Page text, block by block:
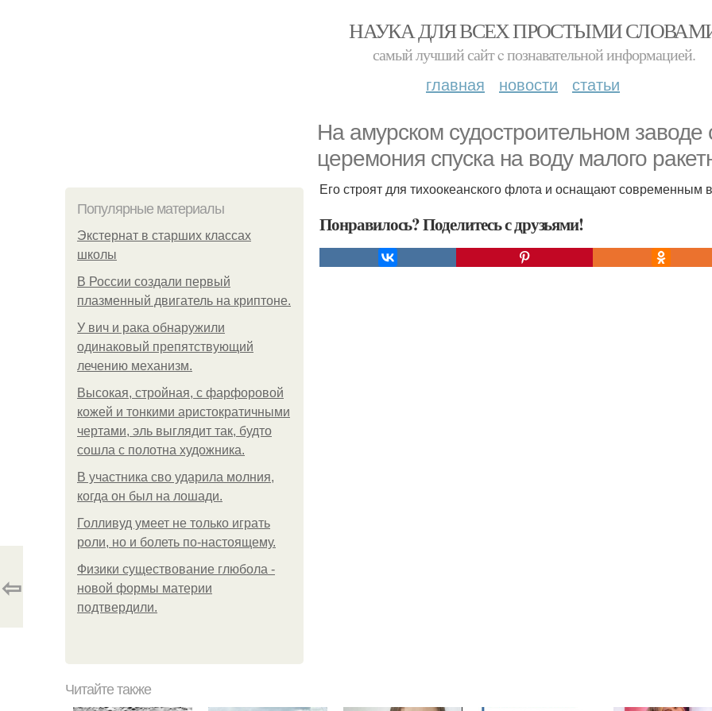
НАУКА ДЛЯ ВСЕХ ПРОСТЫМИ
самый лучший сайт c познавательной информацией.
главная новости статьи
На амурском судостроительном заводе
церемония спуска на воду малого
Популярные материалы
Экстернат в старших классах
школы
В России создали первый
плазменный двигатель на криптоне.
У вич и рака обнаружили
одинаковый препятствующий
лечению механизм.
Высокая, стройная, с фарфоровой
кожей и тонкими аристократичными
чертами, эль выглядит так, будто
сошла с полотна художника.
В участника сво ударила молния,
когда он был на лошади.
Голливуд умеет не только играть
роли, но и болеть по-настоящему.
Физики существование глюбола -
новой формы материи
подтвердили.
Его строят для тихоокеанского флота и оснащают
Понравилось? Поделитесь с друзьями!
⇦
Читайте также